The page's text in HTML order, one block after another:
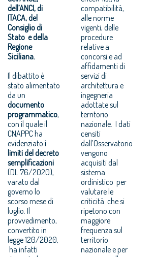
dell’ANCI, di
ITACA, del
Consiglio di
Stato e della
Regione
Siciliana.
Il dibattito è
stato alimentato
da un
documento
programmatico,
con il quale il
CNAPPC ha
evidenziato i
limiti del decreto
semplificazioni
(DL 76/2020),
varato dal
governo lo
scorso mesedi
luglio . Il
provvedimento,
convertito in
legge 120/2020,
ha infatti
compatibilità,
alle norme
vigenti, delle
procedure
relative a
concorsi e ad
affidamenti di
servizi di
architettura e
ingegneria
adottate sul
territorio
nazionale. I dati
censiti
dall’Osservatorio
vengono
acquisiti dal
sistema
ordinistico per
valutare le
criticità che si
ripetono con
maggiore
frequenza sul
territorio
nazionale e per